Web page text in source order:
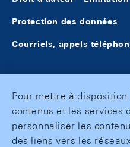
Protection des données
Courriels, appels
Pour mettre à
contenus et les services
personnaliser les
des liens vers les